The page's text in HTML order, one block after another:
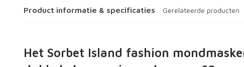
Product informatie & specificaties Gerelateerde producten
Het Sorbet Island fashion